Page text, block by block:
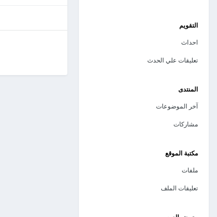
التقويم
احداث
تعليقات علي الحدث
المنتدى
آخر الموضوعات
مشاركات
مكتبة الموقع
ملفات
تعليقات الملف